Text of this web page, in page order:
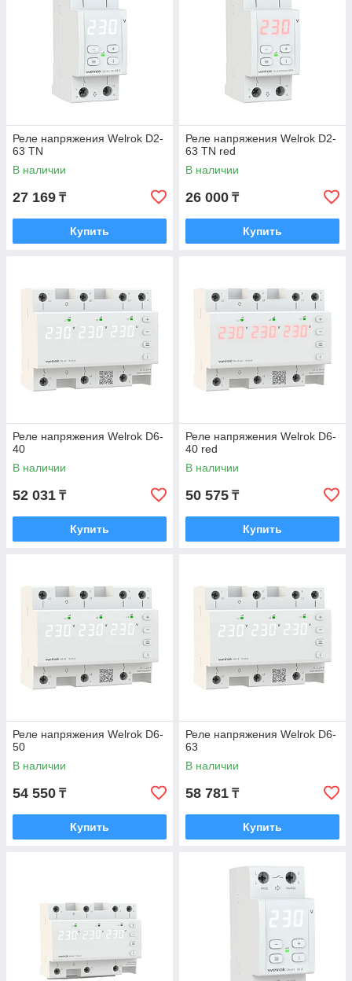
Реле напряжения Welrok D2-
63 TN
В наличии
27 169 ₸
Купить
Реле напряжения Welrok D2-
63 TN red
В наличии
26 000 ₸
Купить
Реле напряжения Welrok D6-
40
В наличии
52 031 ₸
Купить
Реле напряжения Welrok D6-
40 red
В наличии
50 575 ₸
Купить
Реле напряжения Welrok D6-
50
В наличии
54 550 ₸
Купить
Реле напряжения Welrok D6-
63
В наличии
58 781 ₸
Купить